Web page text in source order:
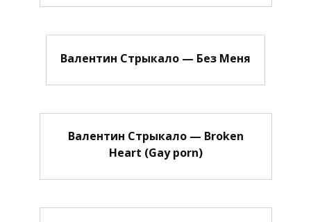
Валентин Стрыкало — Без Меня
Валентин Стрыкало — Broken
Heart (Gay porn)